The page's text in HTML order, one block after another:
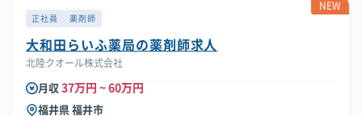
NEW
正社員 薬剤師
大和田らいふ薬局の薬剤師求人
北陸クオール株式会社
月収 37万円 ~ 60万円
福井県 福井市